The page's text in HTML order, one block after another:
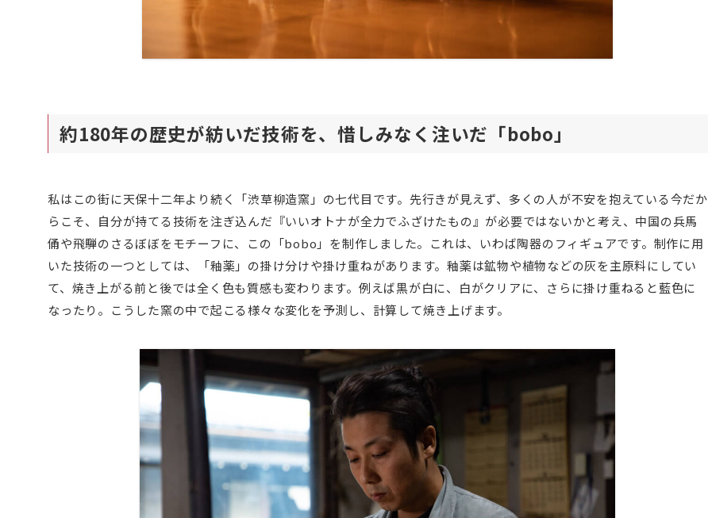
約180年の歴史が紡いだ技術を、惜しみなく注いだ「bobo」
私はこの街に天保十二年より続く「渋草柳造窯」の七代目です。先行きが見えず、多くの人が不安を抱えている今だか
らこそ、自分が持てる技術を注ぎ込んだ『いいオトナが全力でふざけたもの』が必要ではないかと考え、中国の兵馬
俑や飛騨のさるぼぼをモチーフに、この「bobo」を制作しました。これは、いわば陶器のフィギュアです。制作に用
いた技術の一つとしては、「釉薬」の掛け分けや掛け重ねがあります。釉薬は鉱物や植物などの灰を主原料にしてい
て、焼き上がる前と後では全く色も質感も変わります。例えば黒が白に、白がクリアに、さらに掛け重ねると藍色に
なったり。こうした窯の中で起こる様々な変化を予測し、計算して焼き上げます。